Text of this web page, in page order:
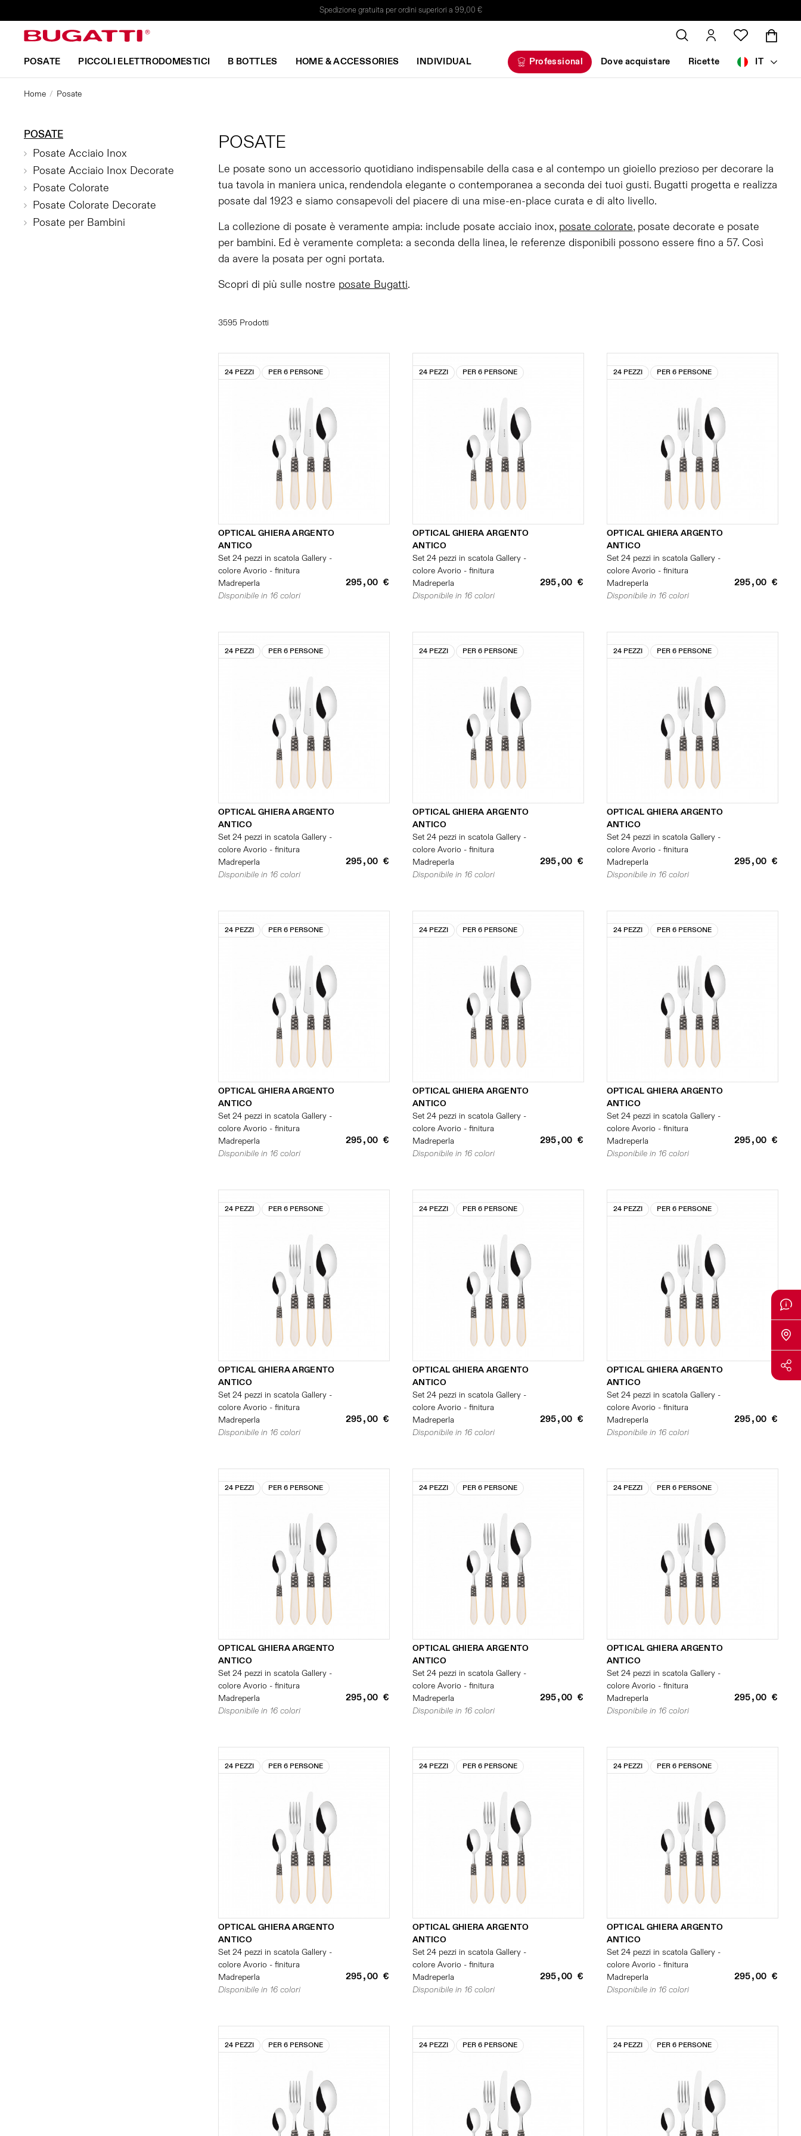
Spedizione gratuita per ordini superiori a 99,00 €
POSATE PICCOLI ELETTRODOMESTICI B BOTTLES HOME & ACCESSORIES INDIVIDUAL Professional Dove acquistare Ricette IT
Home Posate
POSATE
Le posate sono un accessorio quotidiano indispensabile della casa e al contempo un gioiello prezioso per decorare la
tua tavola in maniera unica, rendendola elegante o contemporanea a seconda dei tuoi gusti. Bugatti progetta e realizza
posate dal 1923 e siamo consapevoli del piacere di una mise-en-place curata e di alto livello.
La collezione di posate è veramente ampia: include posate acciaio inox, posate colorate, posate decorate e posate
per bambini. Ed è veramente completa: a seconda della linea, le referenze disponibili possono essere fino a 57. Così
da avere la posata per ogni portata.
Scopri di più sulle nostre posate Bugatti.
3595 Prodotti
24 PEZZI PER 6 PERSONE
OPTICAL GHIERA ARGENTO
ANTICO
Set 24 pezzi in scatola Gallery -
colore Avorio - finitura
Madreperla
295,00 €
Disponibile in 16 colori
24 PEZZI PER 6 PERSONE
OPTICAL GHIERA ARGENTO
ANTICO
Set 24 pezzi in scatola Gallery -
colore Avorio - finitura
Madreperla
295,00 €
Disponibile in 16 colori
24 PEZZI PER 6 PERSONE
OPTICAL GHIERA ARGENTO
ANTICO
Set 24 pezzi in scatola Gallery -
colore Avorio - finitura
Madreperla
295,00 €
Disponibile in 16 colori
24 PEZZI PER 6 PERSONE
OPTICAL GHIERA ARGENTO
ANTICO
Set 24 pezzi in scatola Gallery -
colore Avorio - finitura
Madreperla
295,00 €
Disponibile in 16 colori
24 PEZZI PER 6 PERSONE
OPTICAL GHIERA ARGENTO
ANTICO
Set 24 pezzi in scatola Gallery -
colore Avorio - finitura
Madreperla
295,00 €
Disponibile in 16 colori
24 PEZZI PER 6 PERSONE
OPTICAL GHIERA ARGENTO
ANTICO
Set 24 pezzi in scatola Gallery -
colore Avorio - finitura
Madreperla
295,00 €
Disponibile in 16 colori
24 PEZZI PER 6 PERSONE
OPTICAL GHIERA ARGENTO
ANTICO
Set 24 pezzi in scatola Gallery -
colore Avorio - finitura
Madreperla
295,00 €
Disponibile in 16 colori
24 PEZZI PER 6 PERSONE
OPTICAL GHIERA ARGENTO
ANTICO
Set 24 pezzi in scatola Gallery -
colore Avorio - finitura
Madreperla
295,00 €
Disponibile in 16 colori
24 PEZZI PER 6 PERSONE
OPTICAL GHIERA ARGENTO
ANTICO
Set 24 pezzi in scatola Gallery -
colore Avorio - finitura
Madreperla
295,00 €
Disponibile in 16 colori
24 PEZZI PER 6 PERSONE
OPTICAL GHIERA ARGENTO
ANTICO
Set 24 pezzi in scatola Gallery -
colore Avorio - finitura
Madreperla
295,00 €
Disponibile in 16 colori
24 PEZZI PER 6 PERSONE
OPTICAL GHIERA ARGENTO
ANTICO
Set 24 pezzi in scatola Gallery -
colore Avorio - finitura
Madreperla
295,00 €
Disponibile in 16 colori
24 PEZZI PER 6 PERSONE
OPTICAL GHIERA ARGENTO
ANTICO
Set 24 pezzi in scatola Gallery -
colore Avorio - finitura
Madreperla
295,00 €
Disponibile in 16 colori
24 PEZZI PER 6 PERSONE
OPTICAL GHIERA ARGENTO
ANTICO
Set 24 pezzi in scatola Gallery -
colore Avorio - finitura
Madreperla
295,00 €
Disponibile in 16 colori
24 PEZZI PER 6 PERSONE
OPTICAL GHIERA ARGENTO
ANTICO
Set 24 pezzi in scatola Gallery -
colore Avorio - finitura
Madreperla
295,00 €
Disponibile in 16 colori
24 PEZZI PER 6 PERSONE
OPTICAL GHIERA ARGENTO
ANTICO
Set 24 pezzi in scatola Gallery -
colore Avorio - finitura
Madreperla
295,00 €
Disponibile in 16 colori
24 PEZZI PER 6 PERSONE
OPTICAL GHIERA ARGENTO
ANTICO
Set 24 pezzi in scatola Gallery -
colore Avorio - finitura
Madreperla
295,00 €
Disponibile in 16 colori
24 PEZZI PER 6 PERSONE
OPTICAL GHIERA ARGENTO
ANTICO
Set 24 pezzi in scatola Gallery -
colore Avorio - finitura
Madreperla
295,00 €
Disponibile in 16 colori
24 PEZZI PER 6 PERSONE
OPTICAL GHIERA ARGENTO
ANTICO
Set 24 pezzi in scatola Gallery -
colore Avorio - finitura
Madreperla
295,00 €
Disponibile in 16 colori
24 PEZZI PER 6 PERSONE 24 PEZZI PER 6 PERSONE 24 PEZZI PER 6 PERSONE
POSATE
Posate Acciaio Inox
Posate Acciaio Inox Decorate
Posate Colorate
Posate Colorate Decorate
Posate per Bambini